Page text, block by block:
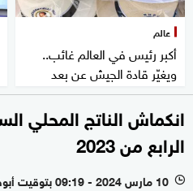
عالم
أكبر رئيس في العالم غائب..
ويغيّر قادة الجيش عن بعد
الرابع من 2023
l 10 مارس 2024 - 09:19 بتوقيت أبوظبي